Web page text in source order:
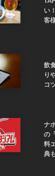
い
客
飲
り
コ
ナ
の
料
典